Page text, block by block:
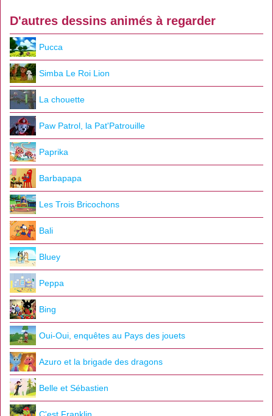
D'autres dessins animés à regarder
Pucca
Simba Le Roi Lion
La chouette
Paw Patrol, la Pat'Patrouille
Paprika
Barbapapa
Les Trois Bricochons
Bali
Bluey
Peppa
Bing
Oui-Oui, enquêtes au Pays des jouets
Azuro et la brigade des dragons
Belle et Sébastien